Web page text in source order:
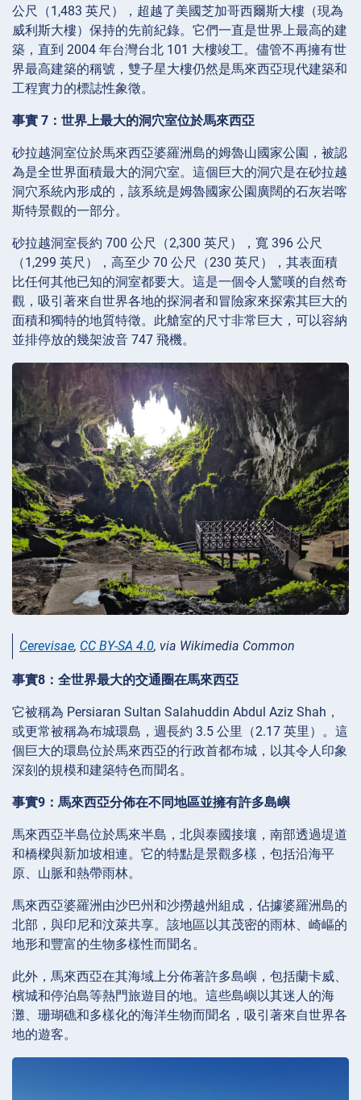
公尺（1,483 英尺），超越了美國芝加哥西爾斯大樓（現為
威利斯大樓）保持的先前紀錄。它們一直是世界上最高的建
築，直到 2004 年台灣台北 101 大樓竣工。儘管不再擁有世
界最高建築的稱號，雙子星大樓仍然是馬來西亞現代建築和
工程實力的標誌性象徵。
事實 7：世界上最大的洞穴室位於馬來西亞
砂拉越洞室位於馬來西亞婆羅洲島的姆魯山國家公園，被認
為是全世界面積最大的洞穴室。這個巨大的洞穴是在砂拉越
洞穴系統內形成的，該系統是姆魯國家公園廣闊的石灰岩喀
斯特景觀的一部分。
砂拉越洞室長約 700 公尺（2,300 英尺），寬 396 公尺
（1,299 英尺），高至少 70 公尺（230 英尺），其表面積
比任何其他已知的洞室都要大。這是一個令人驚嘆的自然奇
觀，吸引著來自世界各地的探洞者和冒險家來探索其巨大的
面積和獨特的地質特徵。此艙室的尺寸非常巨大，可以容納
並排停放的幾架波音 747 飛機。
Cerevisae, CC BY-SA 4.0, via Wikimedia Common
事實8：全世界最大的交通圈在馬來西亞
它被稱為 Persiaran Sultan Salahuddin Abdul Aziz Shah，
或更常被稱為布城環島，週長約 3.5 公里（2.17 英里）。這
個巨大的環島位於馬來西亞的行政首都布城，以其令人印象
深刻的規模和建築特色而聞名。
事實9：馬來西亞分佈在不同地區並擁有許多島嶼
馬來西亞半島位於馬來半島，北與泰國接壤，南部透過堤道
和橋樑與新加坡相連。它的特點是景觀多樣，包括沿海平
原、山脈和熱帶雨林。
馬來西亞婆羅洲由沙巴州和沙撈越州組成，佔據婆羅洲島的
北部，與印尼和汶萊共享。該地區以其茂密的雨林、崎嶇的
地形和豐富的生物多樣性而聞名。
此外，馬來西亞在其海域上分佈著許多島嶼，包括蘭卡威、
檳城和停泊島等熱門旅遊目的地。這些島嶼以其迷人的海
灘、珊瑚礁和多樣化的海洋生物而聞名，吸引著來自世界各
地的遊客。